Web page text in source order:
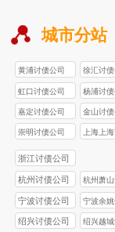
城市分站
黄浦讨债公司 徐汇讨债
虹口讨债公司 杨浦讨债
嘉定讨债公司 金山讨债
崇明讨债公司
上海上
浙江讨债公司
杭州讨债公司
杭州萧
公司
宁波讨债公司
宁波余
公司
绍兴讨债公司
绍兴越